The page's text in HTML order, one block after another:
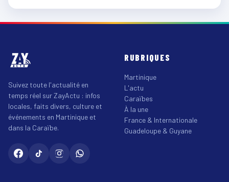
Suivez toute l'actualité en
temps réel sur ZayActu : infos
locales, faits divers, culture et
événements en Martinique et
dans la Caraïbe.
RUBRIQUES
Martinique
L'actu
Caraïbes
À la une
France & Internationale
Guadeloupe & Guyane